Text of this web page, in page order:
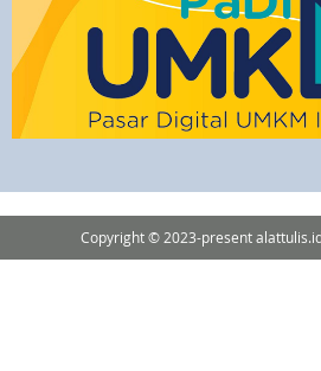
Copyright © 2023-present